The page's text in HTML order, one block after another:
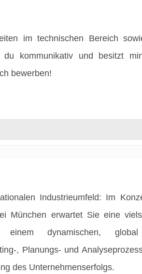
im technischen Bereich
kommunikativ und besitzt
bewerben!
Industrieumfeld: Im
München erwartet Sie eine
dynamischen, global
, Planungs- und
des Unternehmenserfolgs.